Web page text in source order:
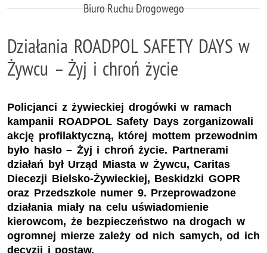
Biuro Ruchu Drogowego
Działania ROADPOL SAFETY DAYS w
Żywcu – Żyj i chroń życie
Policjanci z żywieckiej drogówki w ramach
kampanii ROADPOL Safety Days zorganizowali
akcję profilaktyczną, której mottem przewodnim
było hasło – Żyj i chroń życie. Partnerami
działań był Urząd Miasta w Żywcu, Caritas
Diecezji Bielsko-Żywieckiej, Beskidzki GOPR
oraz Przedszkole numer 9. Przeprowadzone
działania miały na celu uświadomienie
kierowcom, że bezpieczeństwo na drogach w
ogromnej mierze zależy od nich samych, od ich
decyzji i postaw.